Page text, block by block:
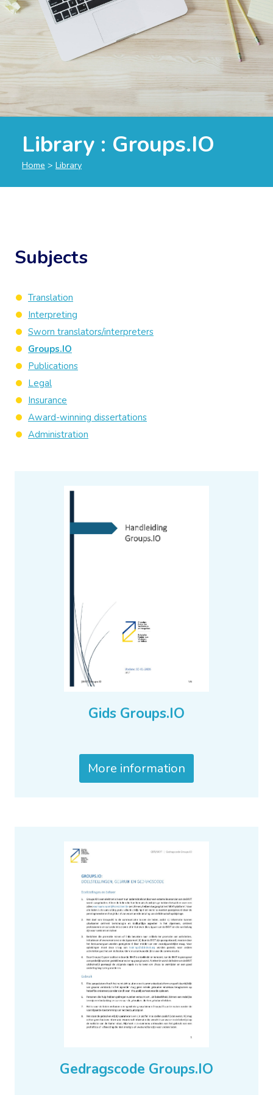
Library : Groups.IO
Home > Library
Gids Groups.IO
More information
Gedragscode Groups.IO
Subjects
Translation
Interpreting
Sworn translators/interpreters
Groups.IO
Publications
Legal
Insurance
Award-winning dissertations
Administration